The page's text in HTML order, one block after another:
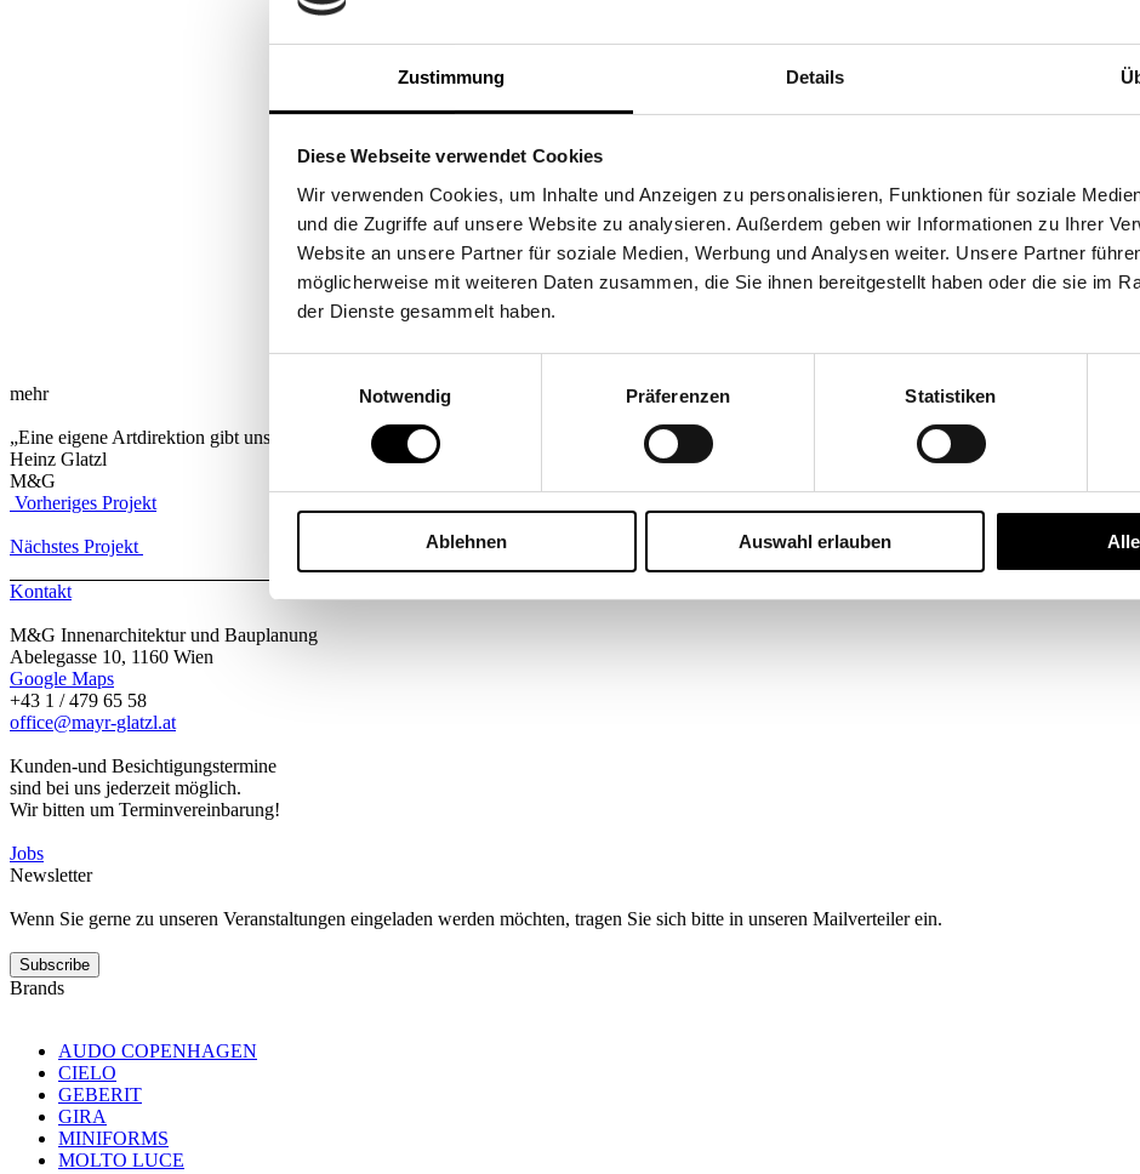
Zustimmung Details
Diese Webseite verwendet Cookies
Wir verwenden Cookies, um Inhalte und Anzeigen zu personalisieren, Funktionen für soziale
und die Zugriffe auf unsere Website zu analysieren. Außerdem geben wir Informationen zu Ihrer
Website an unsere Partner für soziale Medien, Werbung und Analysen weiter. Unsere Partner
möglicherweise mit weiteren Daten zusammen, die Sie ihnen bereitgestellt haben oder die sie im
der Dienste gesammelt haben.
Notwendig
Präferenzen Statistiken
Ablehnen Auswahl erlauben
mehr
„Eine eigene Artdirektion gibt uns die Möglichkeit, unsere Vision präzise und konsistent zu kommunizieren – für uns als Architekturbüro ein
Heinz Glatzl
M&G
Vorheriges Projekt
Nächstes Projekt
Kontakt
M&G Innenarchitektur und Bauplanung
Abelegasse 10, 1160 Wien
Google Maps
+43 1 / 479 65 58
office@mayr-glatzl.at
Kunden-und Besichtigungstermine
sind bei uns jederzeit möglich.
Wir bitten um Terminvereinbarung!
Jobs
Newsletter
Wenn Sie gerne zu unseren Veranstaltungen eingeladen werden möchten, tragen Sie sich bitte in unseren Mailverteiler ein.
Subscribe
Brands
AUDO COPENHAGEN
CIELO
GEBERIT
GIRA
MINIFORMS
MOLTO LUCE